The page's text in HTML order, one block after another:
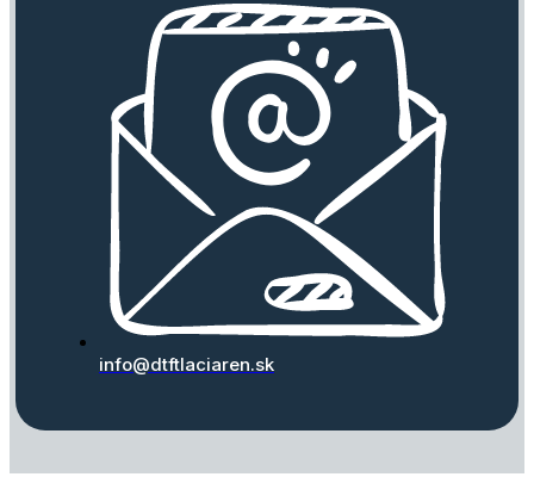
info@dtftlaciaren.sk